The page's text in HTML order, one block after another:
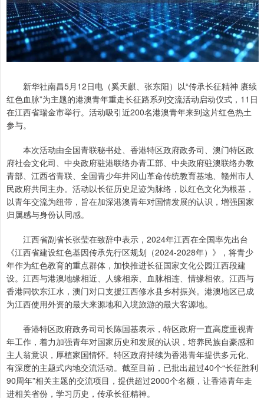
新华社南昌5月12日电（奚天麒、张东阳）以“传承长征精神 赓续
红色血脉”为主题的港澳青年重走长征路系列交流活动启动仪式，11日
在江西省瑞金市举行。活动吸引近200名港澳青年来到这片红色热土
参与。
本次活动由全国青联秘书处、香港特区政府政务司、澳门特区政
府社会文化司、中央政府驻港联络办青工部、中央政府驻澳联络办教
青部、江西省青联、全国青少年井冈山革命传统教育基地、赣州市人
民政府共同主办。活动以长征历史足迹为脉络，以红色文化为根基，
以青年交流为纽带，旨在加深港澳青年对国情发展的认识，增强国家
归属感与身份认同感。
江西省副省长张莹在致辞中表示，2024年江西在全国率先出台
《江西省建设红色基因传承先行区规划（2024-2028年）》，将青少
年作为红色教育的重点群体，加快推进长征国家文化公园江西段建
设。江西与港澳地缘相近、人缘相亲、血脉相连、情缘相依。江西与
香港同饮东江水，澳门对口支援江西修水县乡村振兴。港澳地区已成
为江西使用外资的最大来源地和入境旅游的最大客源地。
香港特区政府政务司司长陈国基表示，特区政府一直高度重视青
年工作，着力加强青年对国家历史和发展的认识，培养民族自豪感和
主人翁意识，厚植家国情怀。特区政府持续为香港青年提供多元化、
有深度的主题式内地交流活动。截至目前，已批出超过40个“长征胜利
90周年”相关主题的交流项目，提供超过2000个名额，让香港青年走
进相关省份，学习历史，传承长征精神。